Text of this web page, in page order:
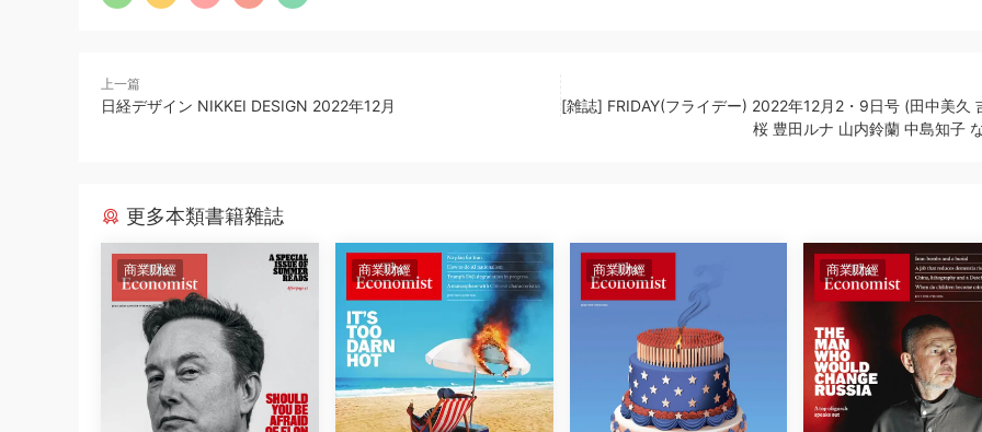
上一篇
日経デザイン NIKKEI DESIGN 2022年12月
[雑誌] FRIDAY(フライデー) 2022年12月2・9日号 (田中美久
桜 豊田ルナ 山内鈴蘭 中島知子
更多本類書籍雜誌
商業财經 商業财經 商業财經 商業财經